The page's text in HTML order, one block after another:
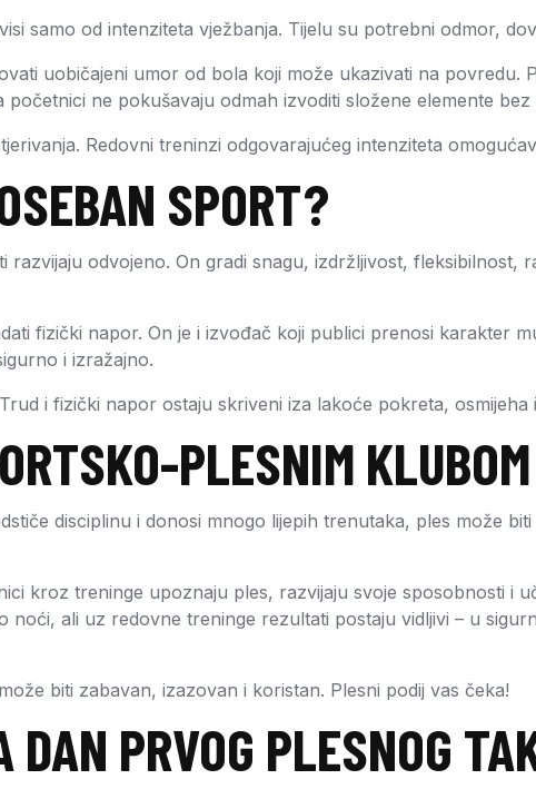
samo od intenziteta vježbanja. Tijelu su potrebni odmor,
uobičajeni umor od bola koji može ukazivati na
ne pokušavaju odmah izvoditi složene elemente
Redovni treninzi odgovarajućeg intenziteta
SPORT?
razvijaju odvojeno. On gradi snagu, izdržljivost,
fizički napor. On je i izvođač koji publici prenosi karakter
i izražajno.
i fizički napor ostaju skriveni iza lakoće pokreta, osmijeha
PLESNIM
disciplinu i donosi mnogo lijepih trenutaka, ples može
kroz treninge upoznaju ples, razvijaju svoje sposobnosti i
noći, ali uz redovne treninge rezultati postaju vidljivi – u
biti zabavan, izazovan i koristan. Plesni podij vas čeka!
DAN PRVOG PLESNOG